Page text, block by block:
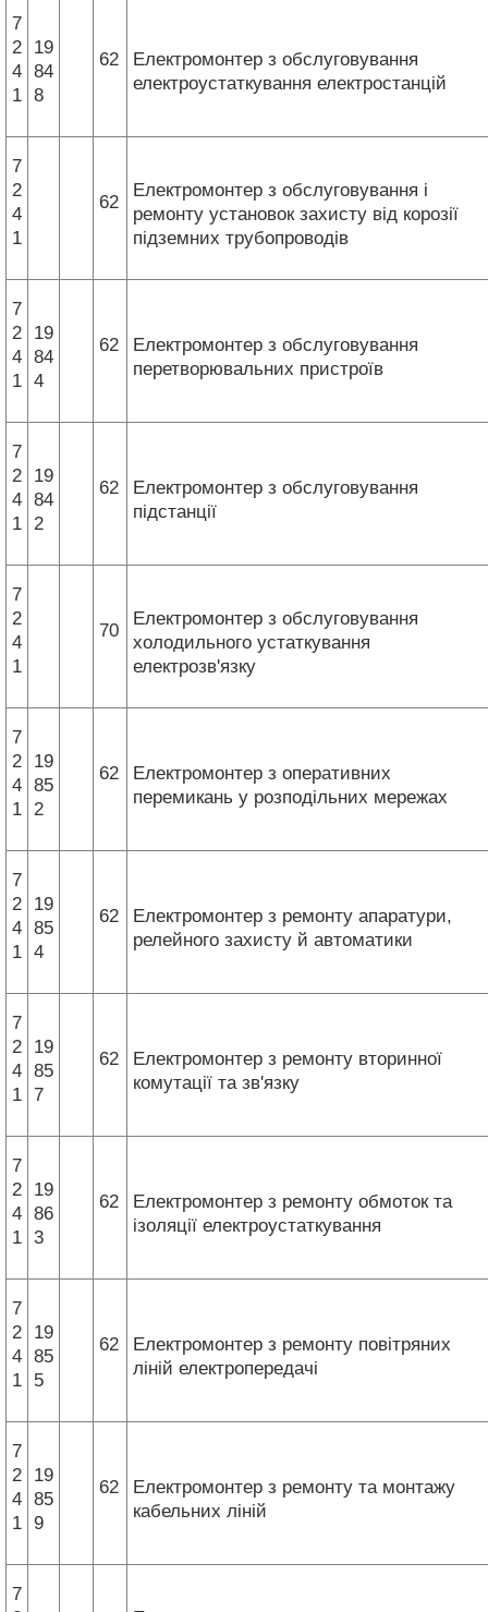
7
2
4
1
19
84
8
62
Електромонтер з обслуговування
електроустаткування електростанцій
7
2
4
1
62
Електромонтер з обслуговування і
ремонту установок захисту від корозії
підземних трубопроводів
7
2
4
1
19
84
4
62
Електромонтер з обслуговування
перетворювальних пристроїв
7
2
4
1
19
84
2
62
Електромонтер з обслуговування
підстанції
7
2
4
1
70
Електромонтер з обслуговування
холодильного устаткування
електрозв'язку
7
2
4
1
19
85
2
62
Електромонтер з оперативних
перемикань у розподільних мережах
7
2
4
1
19
85
4
62
Електромонтер з ремонту апаратури,
релейного захисту й автоматики
7
2
4
1
19
85
7
62
Електромонтер з ремонту вторинної
комутації та зв'язку
7
2
4
1
19
86
3
62
Електромонтер з ремонту обмоток та
ізоляції електроустаткування
7
2
4
1
19
85
5
62
Електромонтер з ремонту повітряних
ліній електропередачі
7
2
4
1
19
85
9
62
Електромонтер з ремонту та монтажу
кабельних ліній
7